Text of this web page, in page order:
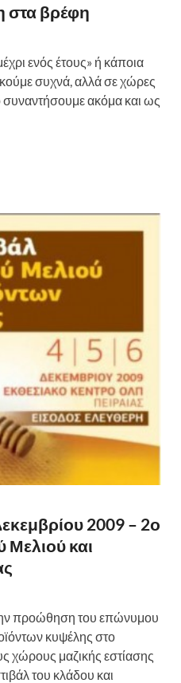
στα βρέφη
ενός έτους» ή κάποια
συχνά, αλλά σε χώρες
συναντήσουμε ακόμα και ως
2009 – 2ο
Μελιού και
προώθηση του επώνυμου
κυψέλης στο
χώρους μαζικής εστίασης
του κλάδου και